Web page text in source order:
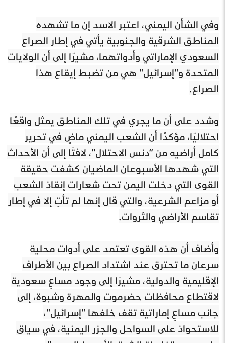
وفي الشأن اليمني، اعتبر الاسد إن ما تشهده
المناطق الشرقية والجنوبية يأتي في إطار الصراع
السعودي الإماراتي وأدواتهما، مشيرًا إلى أن الولايات
المتحدة و"إسرائيل" هي من تضبط إيقاع هذا
الصراع.
وشدد على أن ما يجري في تلك المناطق يمثل واقعًا
احتلاليًا، مؤكدًا أن الشعب اليمني ماضٍ في تحرير
كامل أراضيه من “دنس الاحتلال”، لافتًا إلى أن الأحداث
التي شهدها الأسبوعان الماضيان كشفت حقيقة
القوى التي دخلت اليمن تحت شعارات إنقاذ الشعب
أو مزاعم الشرعية، والتي قال إنها لم تأتِ إلا في إطار
تقاسم الأراضي والثروات.
وأضاف أن هذه القوى تعتمد على أدوات محلية
سرعان ما تحترق عند اشتداد الصراع بين الأطراف
الإقليمية والدولية، مشيرًا إلى وجود مساعٍ سعودية
لاقتطاع محافظات حضرموت والمهرة وشبوة، إلى
جانب مساعٍ إماراتية تقف خلفها "إسرائيل"،
للاستحواذ على السواحل والجزر اليمنية، في سياق